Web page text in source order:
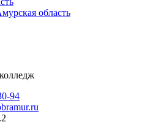
область
94